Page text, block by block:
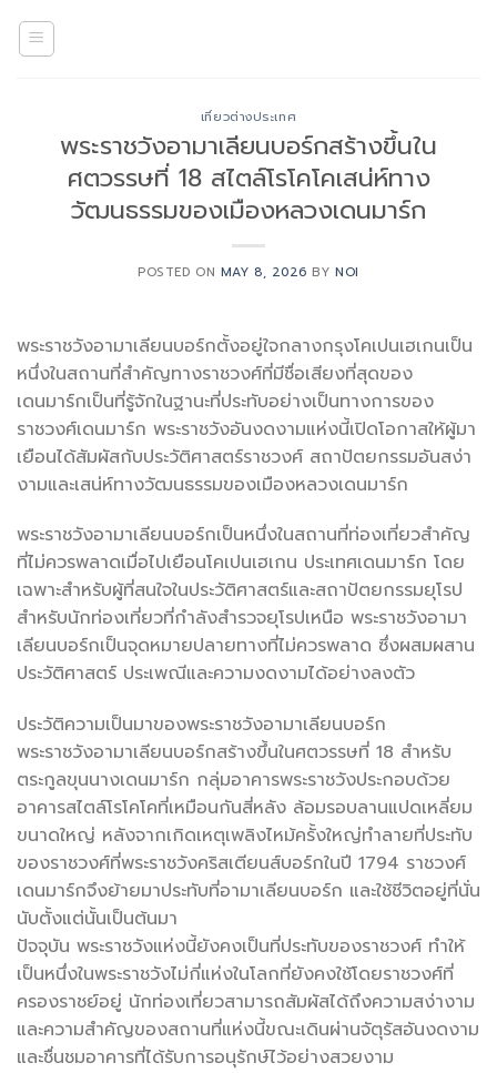
เที่ยวต่างประเทศ
พระราชวังอามาเลียนบอร์กสร้างขึ้นใน
ศตวรรษที่ 18 สไตล์โรโคโคเสน่ห์ทาง
วัฒนธรรมของเมืองหลวงเดนมาร์ก
POSTED ON MAY 8, 2026 BYNOI
พระราชวังอามาเลียนบอร์กตั้งอยู่ใจกลางกรุงโคเปนเฮเกนเป็น
หนึ่งในสถานที่สำคัญทางราชวงศ์ที่มีชื่อเสียงที่สุดของ
เดนมาร์กเป็นที่รู้จักในฐานะที่ประทับอย่างเป็นทางการของ
ราชวงศ์เดนมาร์ก พระราชวังอันงดงามแห่งนี้เปิดโอกาสให้ผู้มา
เยือนได้สัมผัสกับประวัติศาสตร์ราชวงศ์ สถาปัตยกรรมอันสง่า
งามและเสน่ห์ทางวัฒนธรรมของเมืองหลวงเดนมาร์ก
พระราชวังอามาเลียนบอร์กเป็นหนึ่งในสถานที่ท่องเที่ยวสำคัญ
ที่ไม่ควรพลาดเมื่อไปเยือนโคเปนเฮเกน ประเทศเดนมาร์ก โดย
เฉพาะสำหรับผู้ที่สนใจในประวัติศาสตร์และสถาปัตยกรรมยุโรป
สำหรับนักท่องเที่ยวที่กำลังสำรวจยุโรปเหนือ พระราชวังอามา
เลียนบอร์กเป็นจุดหมายปลายทางที่ไม่ควรพลาด ซึ่งผสมผสาน
ประวัติศาสตร์ ประเพณีและความงดงามได้อย่างลงตัว
ประวัติความเป็นมาของพระราชวังอามาเลียนบอร์ก
พระราชวังอามาเลียนบอร์กสร้างขึ้นในศตวรรษที่ 18 สำหรับ
ตระกูลขุนนางเดนมาร์ก กลุ่มอาคารพระราชวังประกอบด้วย
อาคารสไตล์โรโคโคที่เหมือนกันสี่หลัง ล้อมรอบลานแปดเหลี่ยม
ขนาดใหญ่ หลังจากเกิดเหตุเพลิงไหม้ครั้งใหญ่ทำลายที่ประทับ
ของราชวงศ์ที่พระราชวังคริสเตียนส์บอร์กในปี 1794 ราชวงศ์
เดนมาร์กจึงย้ายมาประทับที่อามาเลียนบอร์ก และใช้ชีวิตอยู่ที่นั่น
นับตั้งแต่นั้นเป็นต้นมา
ปัจจุบัน พระราชวังแห่งนี้ยังคงเป็นที่ประทับของราชวงศ์ ทำให้
เป็นหนึ่งในพระราชวังไม่กี่แห่งในโลกที่ยังคงใช้โดยราชวงศ์ที่
ครองราชย์อยู่ นักท่องเที่ยวสามารถสัมผัสได้ถึงความสง่างาม
และความสำคัญของสถานที่แห่งนี้ขณะเดินผ่านจัตุรัสอันงดงาม
และชื่นชมอาคารที่ได้รับการอนุรักษ์ไว้อย่างสวยงาม